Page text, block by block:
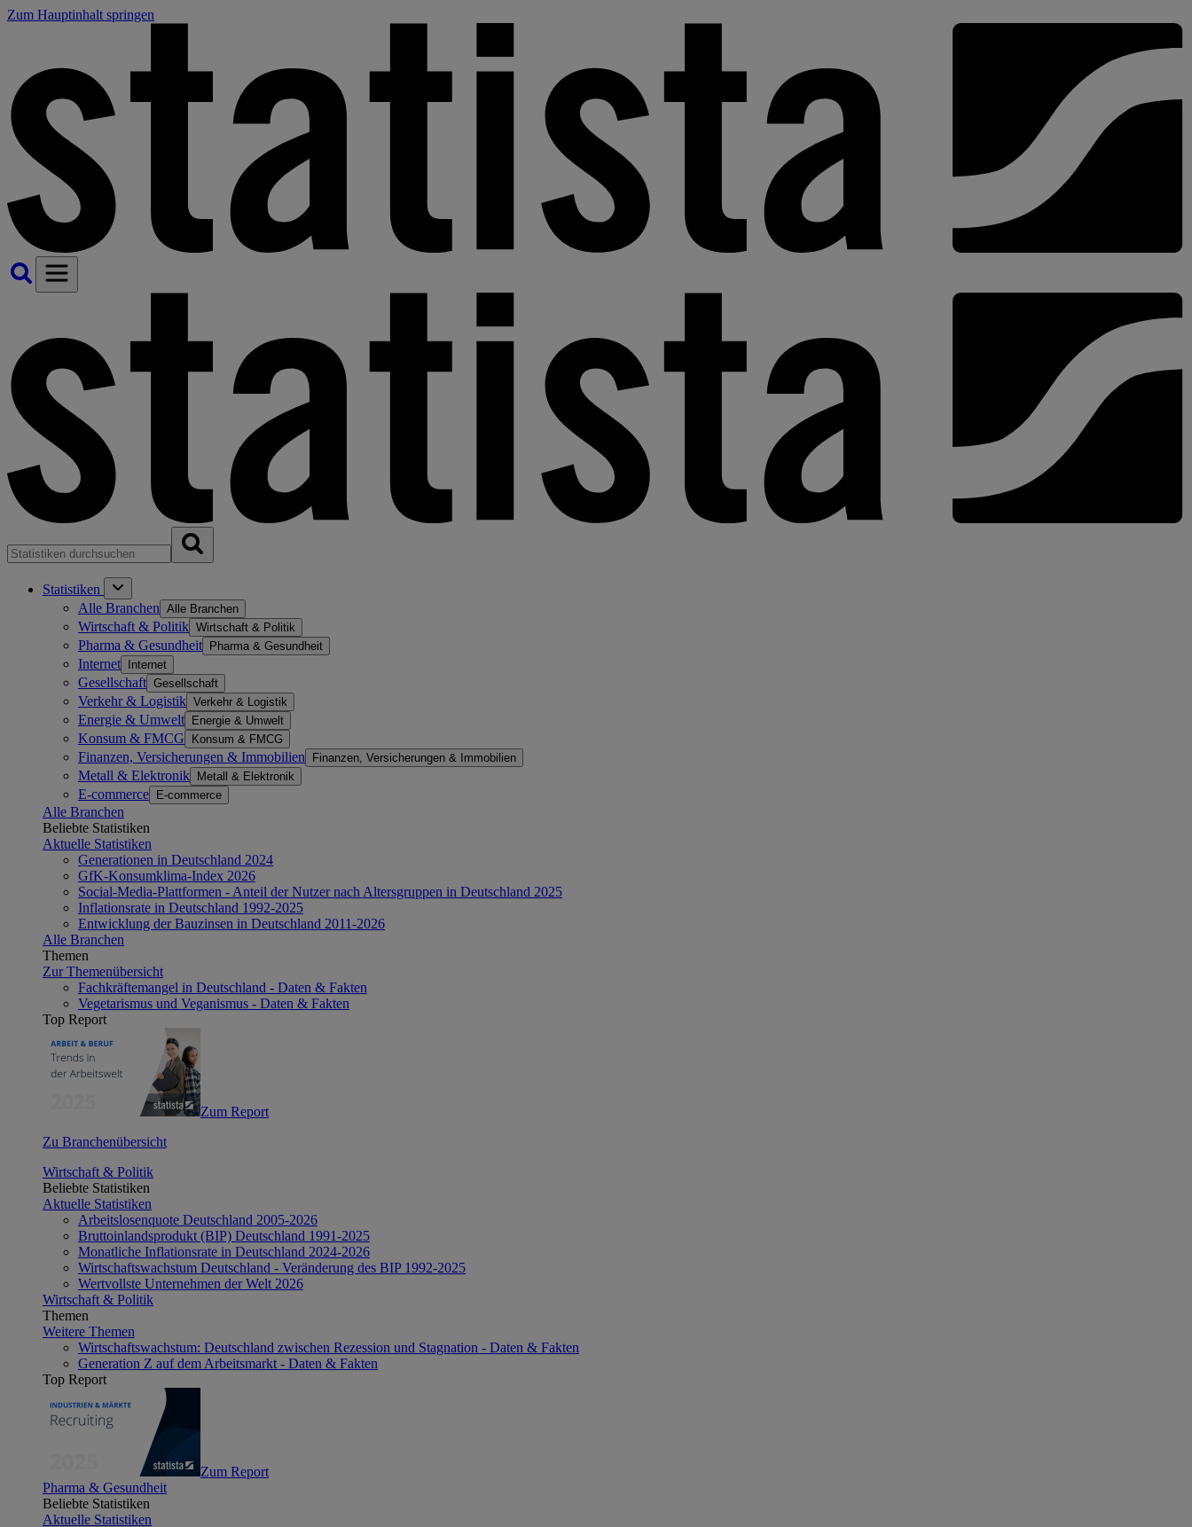
Zum Hauptinhalt springen
Statistiken
Alle Branchen Alle Branchen
Wirtschaft & Politik Wirtschaft & Politik
Pharma & Gesundheit Pharma & Gesundheit
Internet Internet
Gesellschaft Gesellschaft
Verkehr & Logistik Verkehr & Logistik
Energie & Umwelt Energie & Umwelt
Konsum & FMCG Konsum & FMCG
Finanzen, Versicherungen & Immobilien Finanzen, Versicherungen & Immobilien
Metall & Elektronik Metall & Elektronik
E-commerce E-commerce
Alle Branchen
Beliebte Statistiken
Aktuelle Statistiken
Generationen in Deutschland 2024
GfK-Konsumklima-Index 2026
Social-Media-Plattformen - Anteil der Nutzer nach Altersgruppen in Deutschland 2025
Inflationsrate in Deutschland 1992-2025
Entwicklung der Bauzinsen in Deutschland 2011-2026
Alle Branchen
Themen
Zur Themenübersicht
Fachkräftemangel in Deutschland - Daten & Fakten
Vegetarismus und Veganismus - Daten & Fakten
Top Report
Zum Report
Zu Branchenübersicht
Wirtschaft & Politik
Beliebte Statistiken
Aktuelle Statistiken
Arbeitslosenquote Deutschland 2005-2026
Bruttoinlandsprodukt (BIP) Deutschland 1991-2025
Monatliche Inflationsrate in Deutschland 2024-2026
Wirtschaftswachstum Deutschland - Veränderung des BIP 1992-2025
Wertvollste Unternehmen der Welt 2026
Wirtschaft & Politik
Themen
Weitere Themen
Wirtschaftswachstum: Deutschland zwischen Rezession und Stagnation - Daten & Fakten
Generation Z auf dem Arbeitsmarkt - Daten & Fakten
Top Report
Zum Report
Pharma & Gesundheit
Beliebte Statistiken
Aktuelle Statistiken